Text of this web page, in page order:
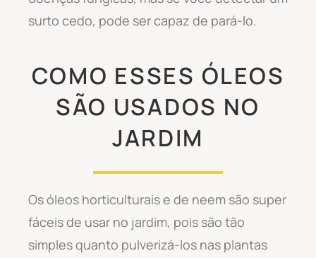
surto cedo, pode ser capaz de pará-lo.
COMO ESSES ÓLEOS
SÃO USADOS NO
JARDIM
Os óleos horticulturais e de neem são super
fáceis de usar no jardim, pois são tão
simples quanto pulverizá-los nas plantas